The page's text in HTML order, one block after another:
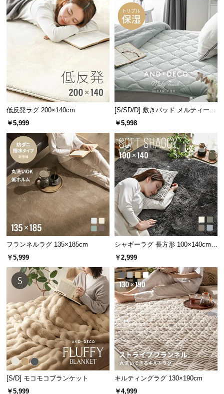
低反発ラグ 200×140cm
￥5,999
[S/SD/D] 敷きパッド メルティータ
ッチ マイクロファイバー
￥5,998
フランネルラグ 135×185cm
￥5,999
シャギーラグ 長方形 100×140cm
洗える 防音 防ダニ 抗菌防臭 滑り
￥2,999
[S/D] モコモコブランケット
￥5,999
キルティングラグ 130×190cm
￥4,999